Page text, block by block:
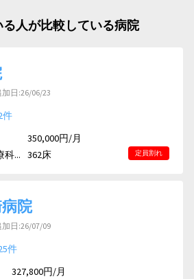
る人が比較している病院
日:26/06/23
件
科...
350,000円/月
362床
定員割れ
院
日:26/07/09
件
327,800円/月